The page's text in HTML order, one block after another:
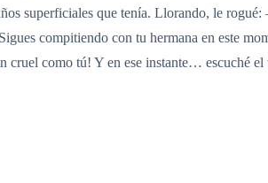
superficiales que tenía. Llorando, le
compitiendo con tu hermana en este
cruel como tú! Y en ese instante… escuché